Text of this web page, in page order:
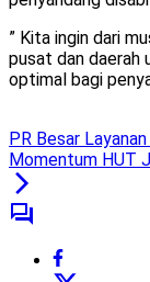
” Kita ingin dari
pusat dan daerah
optimal bagi
PR Besar
Momentum HUT